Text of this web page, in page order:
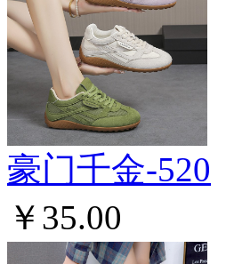
豪门千金-520
￥35.00